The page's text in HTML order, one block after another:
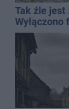
Tak źle jest
dolewkę